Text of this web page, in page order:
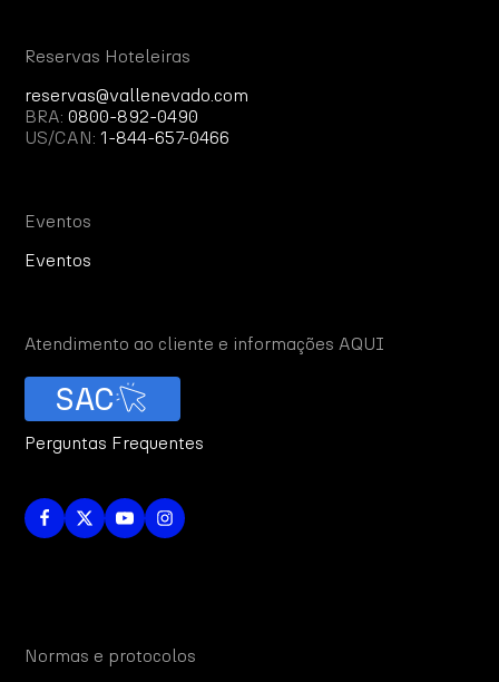
Reservas Hoteleiras
reservas@vallenevado.com
BRA:0800-892-0490
US/CAN:1-844-657-0466
Eventos
Eventos
Atendimento ao cliente e informações AQUI
SAC
Perguntas Frequentes
Normas e protocolos